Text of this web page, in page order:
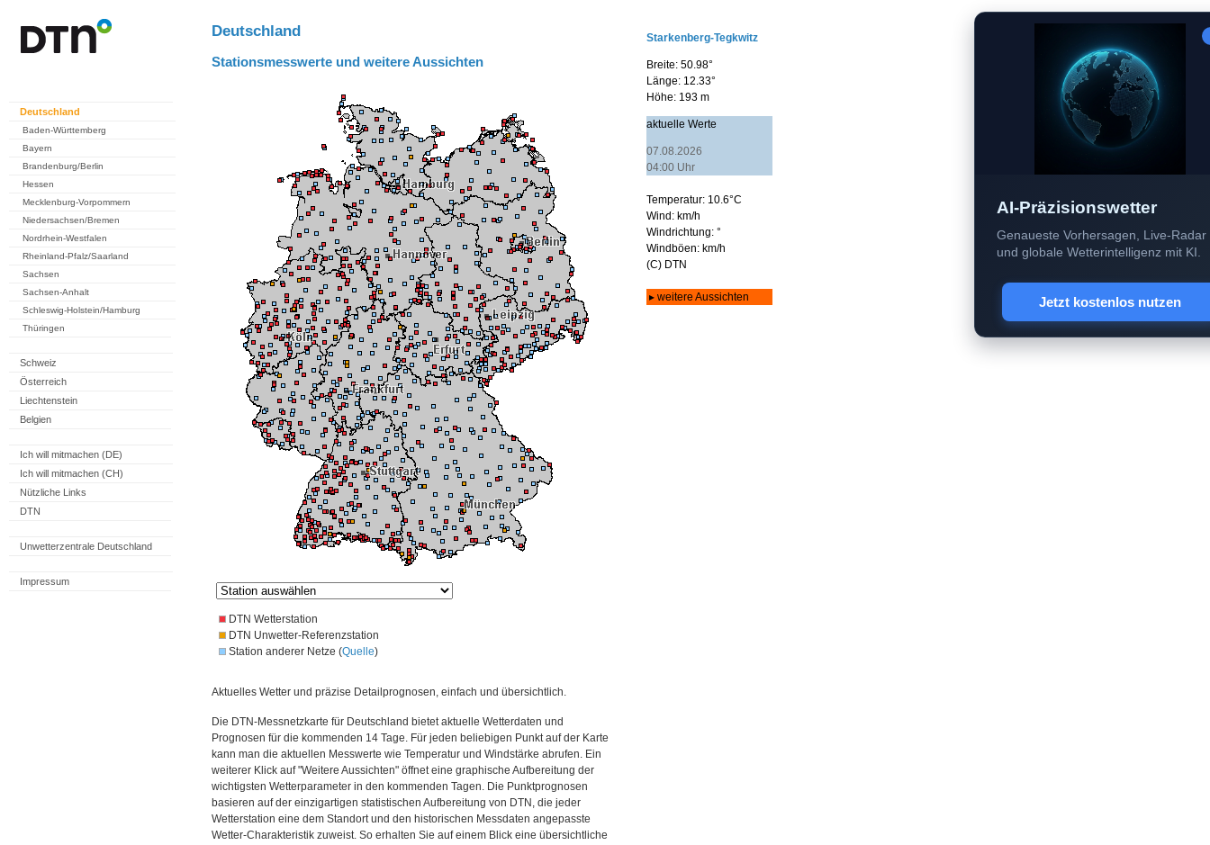
Deutschland
Baden-Württemberg
Bayern
Brandenburg/Berlin
Hessen
Mecklenburg-Vorpommern
Niedersachsen/Bremen
Nordrhein-Westfalen
Rheinland-Pfalz/Saarland
Sachsen
Sachsen-Anhalt
Schleswig-Holstein/Hamburg
Thüringen
Schweiz
Österreich
Liechtenstein
Belgien
Ich will mitmachen (DE)
Ich will mitmachen (CH)
Nützliche Links
DTN
Unwetterzentrale Deutschland
Impressum
Deutschland
Stationsmesswerte und weitere Aussichten
DTN Wetterstation
DTN Unwetter-Referenzstation
Station anderer Netze (Quelle)
Aktuelles Wetter und präzise Detailprognosen, einfach und übersichtlich.
Die DTN-Messnetzkarte für Deutschland bietet aktuelle Wetterdaten und
Prognosen für die kommenden 14 Tage. Für jeden beliebigen Punkt auf der Karte
kann man die aktuellen Messwerte wie Temperatur und Windstärke abrufen. Ein
weiterer Klick auf "Weitere Aussichten" öffnet eine graphische Aufbereitung der
wichtigsten Wetterparameter in den kommenden Tagen. Die Punktprognosen
basieren auf der einzigartigen statistischen Aufbereitung von DTN, die jeder
Wetterstation eine dem Standort und den historischen Messdaten angepasste
Wetter-Charakteristik zuweist. So erhalten Sie auf einem Blick eine übersichtliche
AI-Präzisionswetter
Genaueste Vorhersagen, Live-Radar
und globale Wetterintelligenz mit KI.
Jetzt kostenlos nutzen